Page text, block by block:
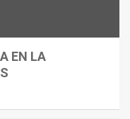
EN LA